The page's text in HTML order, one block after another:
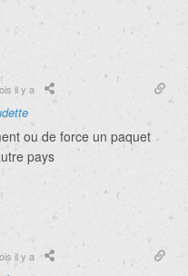
il y a
ou de force un paquet
pays
il y a